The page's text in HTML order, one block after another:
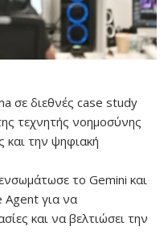
σε διεθνές case study
τεχνητής νοημοσύνης
και την ψηφιακή
το Gemini και
για να
και να βελτιώσει την